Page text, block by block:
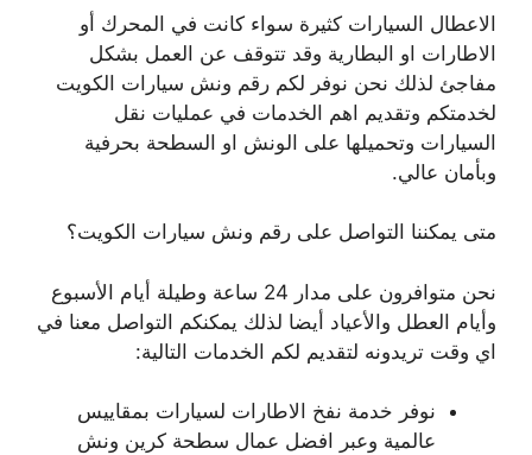
الاعطال السيارات كثيرة سواء كانت في المحرك أو
الاطارات او البطارية وقد تتوقف عن العمل بشكل
مفاجئ لذلك نحن نوفر لكم رقم ونش سيارات الكويت
لخدمتكم وتقديم اهم الخدمات في عمليات نقل
السيارات وتحميلها على الونش او السطحة بحرفية
وبأمان عالي.
متى يمكننا التواصل على رقم ونش سيارات الكويت؟
نحن متوافرون على مدار 24 ساعة وطيلة أيام الأسبوع
وأيام العطل والأعياد أيضا لذلك يمكنكم التواصل معنا في
اي وقت تريدونه لتقديم لكم الخدمات التالية:
نوفر خدمة نفخ الاطارات لسيارات بمقاييس
عالمية وعبر افضل عمال سطحة كرين ونش